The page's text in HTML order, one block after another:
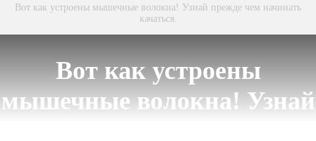
Вот как устроены мышечные волокна! Узнай прежде чем начинать
качаться.
Вот как устроены
мышечные волокна! Узнай